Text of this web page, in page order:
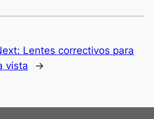
Lentes correctivos para
vista
→